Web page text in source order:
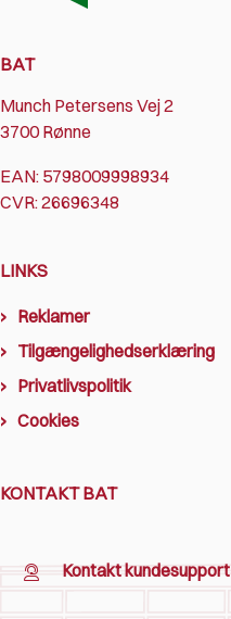
BAT
Munch Petersens Vej 2
3700 Rønne
EAN: 5798009998934
CVR: 26696348
LINKS
Reklamer
Tilgængelighedserklæring
Privatlivspolitik
Cookies
KONTAKT BAT
Kontakt kundesupport